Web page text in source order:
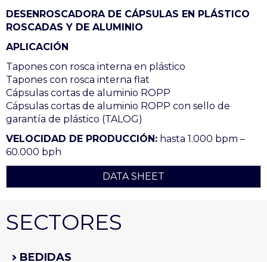
DESENROSCADORA DE CÁPSULAS EN PLÁSTICO
ROSCADAS Y DE ALUMINIO
APLICACIÓN
Tapones con rosca interna en plástico
Tapones con rosca interna flat
Cápsulas cortas de aluminio ROPP
Cápsulas cortas de aluminio ROPP con sello de
garantía de plástico (TALOG)
VELOCIDAD DE PRODUCCIÓN: hasta 1.000 bpm –
60.000 bph
DATA SHEET
SECTORES
BEDIDAS